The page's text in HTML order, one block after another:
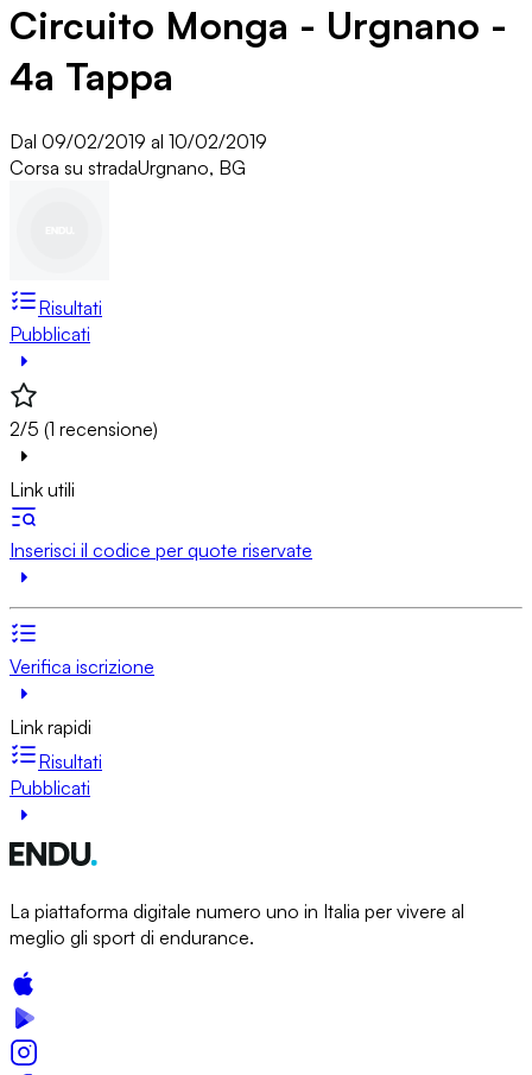
Circuito Monga - Urgnano -
4a Tappa
Dal 09/02/2019 al 10/02/2019
Corsa su stradaUrgnano, BG
Risultati
Pubblicati
2/5 (1 recensione)
Link utili
Inserisci il codice per quote riservate
Verifica iscrizione
Link rapidi
Risultati
Pubblicati
La piattaforma digitale numero uno in Italia per vivere al
meglio gli sport di endurance.